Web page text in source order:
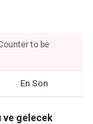
to be
En Son
ve gelecek